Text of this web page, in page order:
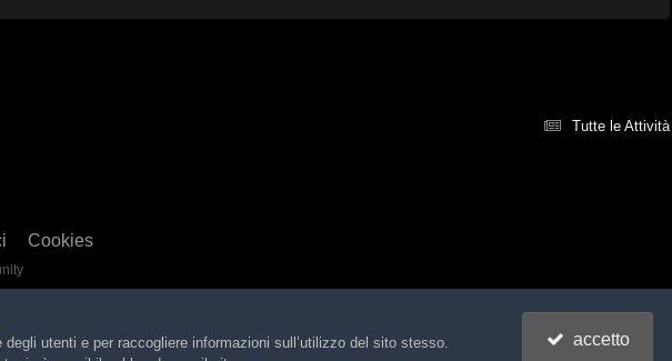
Tutte le Attività
Cookies
utenti e per raccogliere informazioni sull’utilizzo del sito stesso.
accetto